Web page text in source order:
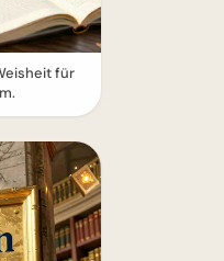
für